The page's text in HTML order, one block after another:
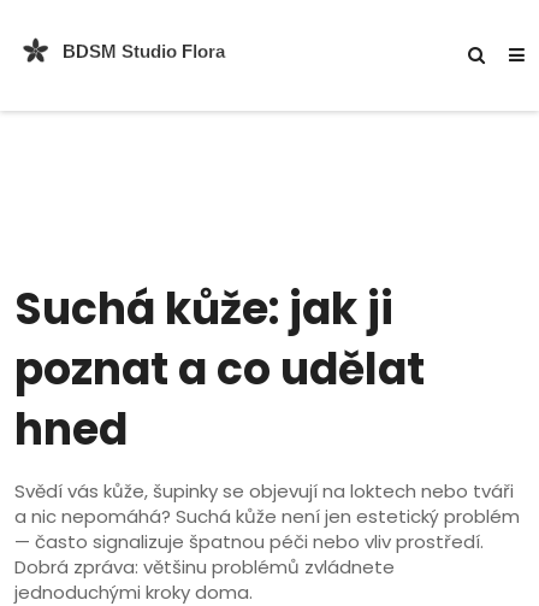
Suchá kůže: jak ji
poznat a co udělat
hned
Svědí vás kůže, šupinky se objevují na loktech nebo tváři
a nic nepomáhá? Suchá kůže není jen estetický problém
— často signalizuje špatnou péči nebo vliv prostředí.
Dobrá zpráva: většinu problémů zvládnete
jednoduchými kroky doma.